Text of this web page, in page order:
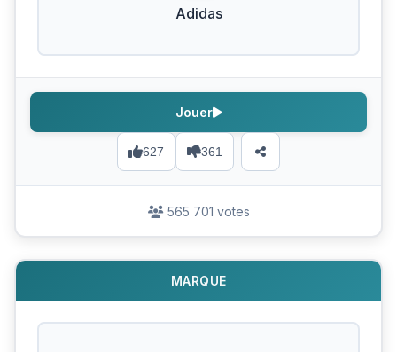
Adidas
627 361
Jouer
565 701 votes
MARQUE